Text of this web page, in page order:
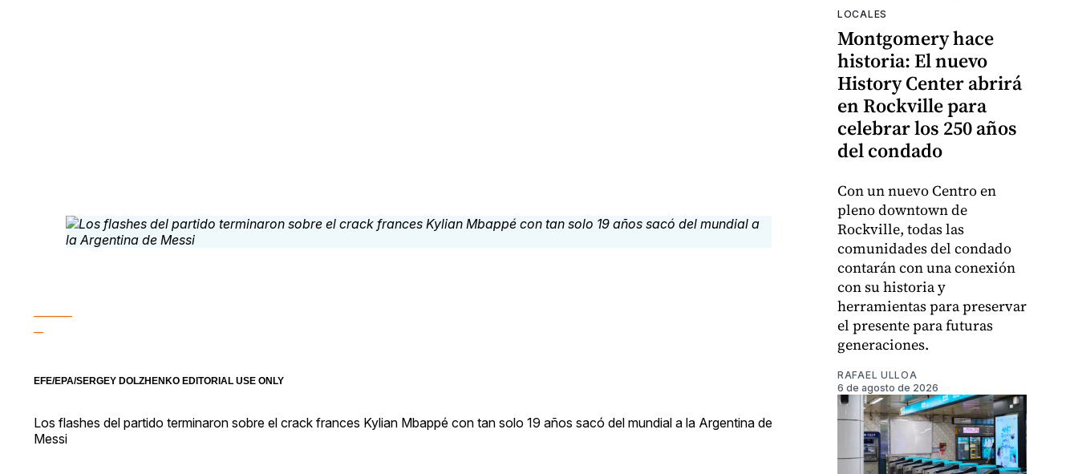
EFE/EPA/SERGEY DOLZHENKO EDITORIAL USE ONLY
Los flashes del partido terminaron sobre el crack frances Kylian Mbappé con tan solo 19 años sacó del mundial a la Argentina de
Messi
LOCALES
Montgomery hace
historia: El nuevo
History Center abrirá
en Rockville para
celebrar los 250 años
del condado
Con un nuevo Centro en
pleno downtown de
Rockville, todas las
comunidades del condado
contarán con una conexión
con su historia y
herramientas para preservar
el presente para futuras
generaciones.
RAFAEL ULLOA
6 de agosto de 2026